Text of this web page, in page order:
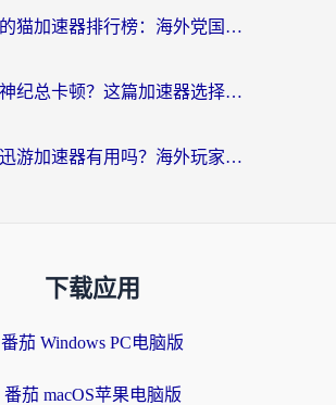
超越时空的猫加速器排行榜：海外党国服游戏不卡顿的终极选择指南
英国玩枪神纪总卡顿？这篇加速器选择指南帮你告别延迟（附实测推荐）
最强蜗牛迅游加速器有用吗？海外玩家国服游戏加速避坑指南（附德国玩忍者必须死3流星蝴蝶剑解决办法）
下载应用
番茄 Windows PC电脑版
番茄 macOS苹果电脑版